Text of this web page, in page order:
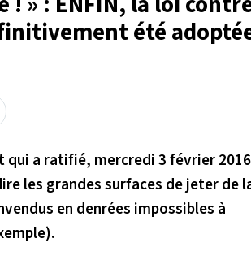
été
qui a ratifié, mercredi 3 février
les grandes surfaces de jeter de
en denrées impossibles à